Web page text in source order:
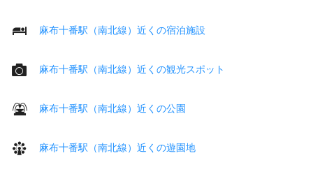
麻布十番駅（南北線）近くの宿泊施設
麻布十番駅（南北線）近くの観光スポット
麻布十番駅（南北線）近くの公園
麻布十番駅（南北線）近くの遊園地